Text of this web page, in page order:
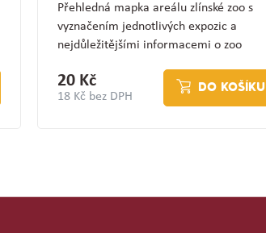
Přehledná mapka areálu zlínské zoo s
vyznačením jednotlivých expozic a
nejdůležitějšími informacemi o zoo
20 Kč
18 Kč bez DPH
DO KOŠÍKU